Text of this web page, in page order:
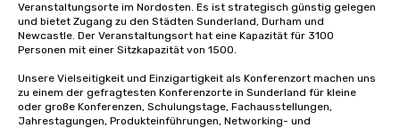
Veranstaltungsorte im Nordosten. Es ist strategisch günstig gelegen
und bietet Zugang zu den Städten Sunderland, Durham und
Newcastle. Der Veranstaltungsort hat eine Kapazität für 3100
Personen mit einer Sitzkapazität von 1500.
Unsere Vielseitigkeit und Einzigartigkeit als Konferenzort machen uns
zu einem der gefragtesten Konferenzorte in Sunderland für kleine
oder große Konferenzen, Schulungstage, Fachausstellungen,
Jahrestagungen, Produkteinführungen, Networking- und